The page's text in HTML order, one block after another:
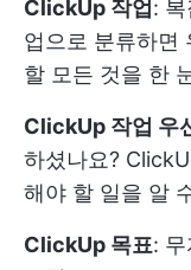
ClickUp 작업 :
업으로 분류하면
할 모든 것을 한
ClickUp 작업 우
하셨나요?
해야 할 일을 알
ClickUp 목표: